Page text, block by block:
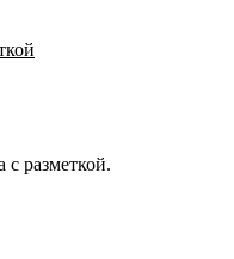
разметкой.